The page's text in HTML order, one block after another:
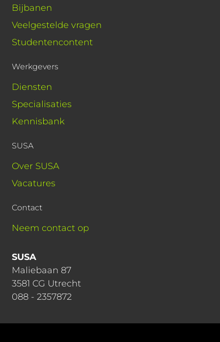
Bijbanen
Veelgestelde vragen
Studentencontent
Werkgevers
Diensten
Specialisaties
Kennisbank
SUSA
Over SUSA
Vacatures
Contact
Neem contact op
SUSA
Maliebaan 87
3581 CG Utrecht
088 - 2357872